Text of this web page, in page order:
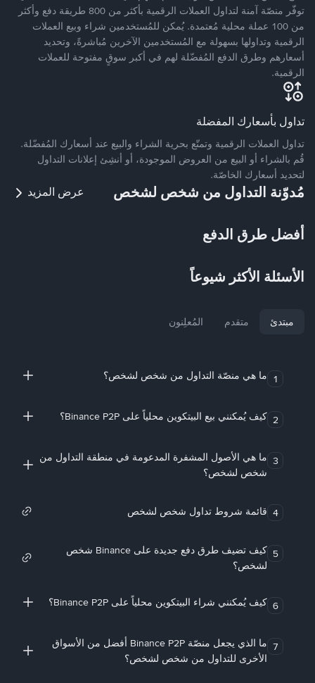
توفّر منصّة آمنة لتداول العملات الرقمية بأكثر من 800 طريقة دفع وأكثر
من 100 عملة محلية مُعتمدة. يُمكن للمُستخدمين شراء وبيع العملات
الرقمية وتداولها بسهولة مع المُستخدمين الآخرين مُباشرةً، وتحديد
أسعارهم وطرق الدفع المُفضّلة لهم في أكبر سوقٍ مفتوحة للعملات
الرقمية.
تداول بأسعارك المفضلة
تداول العملات الرقمية وتمتّع بحرية الشراء والبيع عند أسعارك المُفضّلة.
قُم بالشراء أو البيع من العروض الموجودة، أو أنشِئ إعلانات التداول
لتحديد أسعارك الخاصّة.
مُدوّنة التداول من شخص لشخص عرض المزيد
أفضل طرق الدفع
الأسئلة الأكثر شيوعاً
مبتدئ متقدم المُعلِنون
1 ما هي منصّة التداول من شخص لشخص؟
2 كيف يُمكنني بيع البيتكوين محلياً على Binance P2P؟
3 ما هي الأصول المشفرة المدعومة في منطقة التداول من
شخص لشخص؟
4 قائمة شروط تداول شخص لشخص
5
كيف تضيف طرق دفع جديدة على Binance شخص
لشخص؟
6 كيف يُمكنني شراء البيتكوين محلياً على Binance P2P؟
7
ما الذي يجعل منصّة Binance P2P أفضل من الأسواق
الأخرى للتداول من شخص لشخص؟